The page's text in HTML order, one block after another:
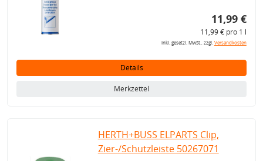
11,99 €
11,99 € pro 1 l
inkl. gesetzl. MwSt., zzgl.Versandkosten
Details
Merkzettel
HERTH+BUSS ELPARTS Clip,
Zier-/Schutzleiste 50267071